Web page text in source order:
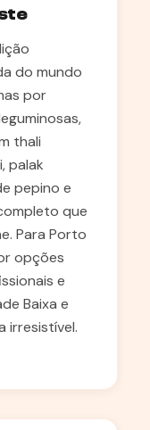
do mundo
por
thali
palak
pepino e
que
Para Porto
opções
e
Baixa e
irresistível.